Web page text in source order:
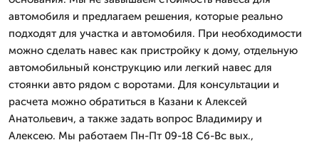
автомобиля и предлагаем решения, которые реально
подходят для участка и автомобиля. При необходимости
можно сделать навес как пристройку к дому, отдельную
автомобильный конструкцию или легкий навес для
стоянки авто рядом с воротами. Для консультации и
расчета можно обратиться в Казани к Алексей
Анатольевич, а также задать вопрос Владимиру и
Алексею. Мы работаем Пн-Пт 09-18 Сб-Вс вых.,